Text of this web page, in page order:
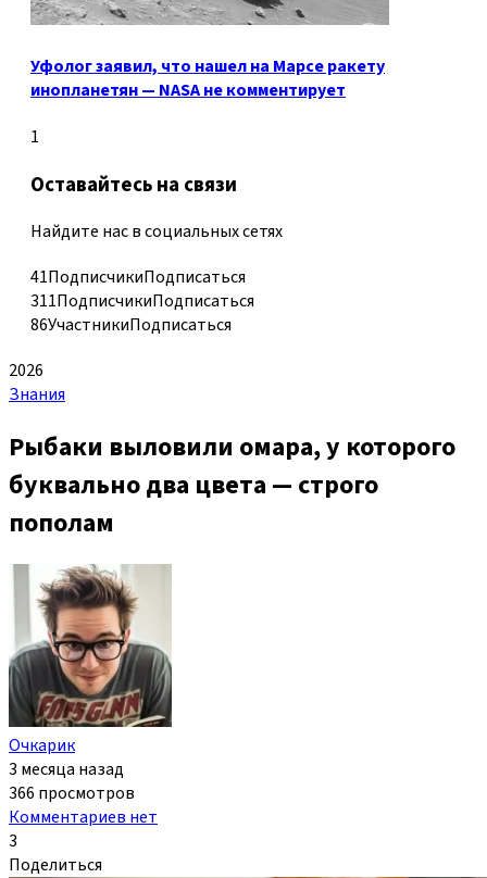
Уфолог заявил, что нашел на Марсе ракету
инопланетян — NASA не комментирует
1
Оставайтесь на связи
Найдите нас в социальных сетях
41ПодписчикиПодписаться
311ПодписчикиПодписаться
86УчастникиПодписаться
2026
Знания
Рыбаки выловили омара, у которого
буквально два цвета — строго
пополам
Очкарик
3 месяца назад
366 просмотров
Комментариев нет
3
Поделиться